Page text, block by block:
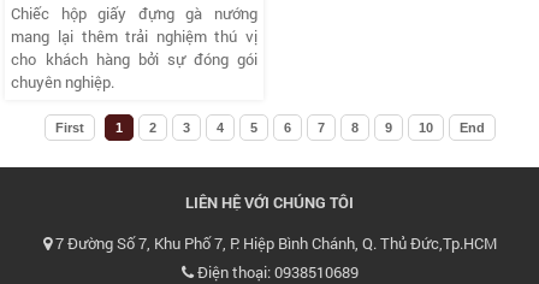
Chiếc hộp giấy đựng gà nướng
mang lại thêm trải nghiệm thú vị
cho khách hàng bởi sự đóng gói
chuyên nghiệp.
First 1 2 3 4 5 6 7 8 9 10 End
LIÊN HỆ VỚI CHÚNG TÔI
7 Đường Số 7, Khu Phố 7, P. Hiệp Bình Chánh, Q. Thủ Đức,Tp.HCM
Điện thoại: 0938510689